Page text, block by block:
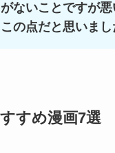
ないことですが
の点だと思いまし
すめ漫画7選